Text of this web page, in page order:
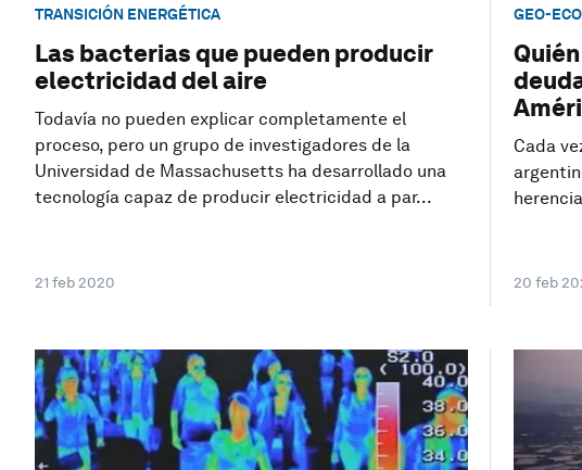
TRANSICIÓN ENERGÉTICA
Las bacterias que pueden producir
electricidad del aire
Todavía no pueden explicar completamente el
proceso, pero un grupo de investigadores de la
Universidad de Massachusetts ha desarrollado una
tecnología capaz de producir electricidad a par...
21 feb 2020
GEO-
Cada
20 feb